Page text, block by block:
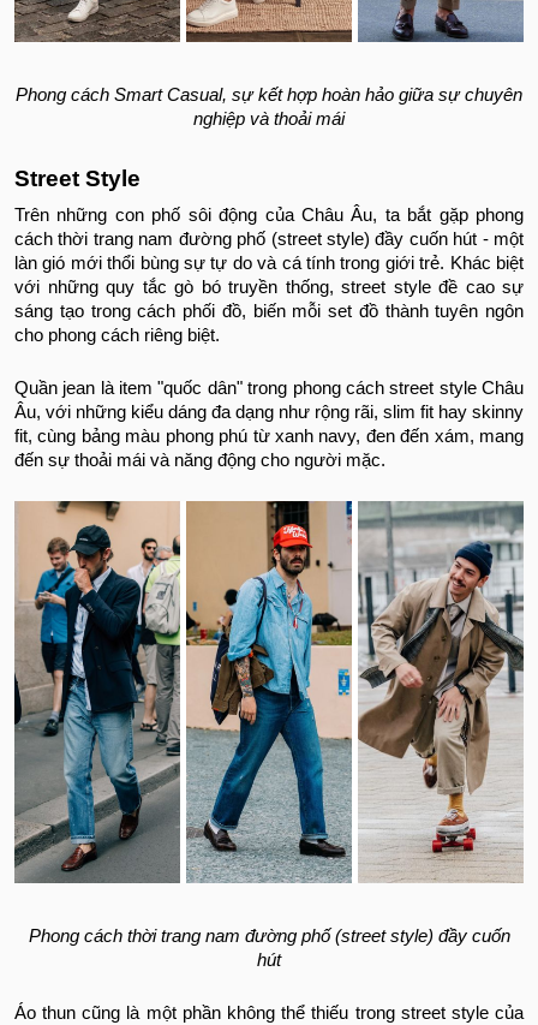
Phong cách Smart Casual, sự kết hợp hoàn hảo giữa sự chuyên
nghiệp và thoải mái
Street Style
Trên những con phố sôi động của Châu Âu, ta bắt gặp phong
cách thời trang nam đường phố (street style) đầy cuốn hút - một
làn gió mới thổi bùng sự tự do và cá tính trong giới trẻ. Khác biệt
với những quy tắc gò bó truyền thống, street style đề cao sự
sáng tạo trong cách phối đồ, biến mỗi set đồ thành tuyên ngôn
cho phong cách riêng biệt.
Quần jean là item "quốc dân" trong phong cách street style Châu
Âu, với những kiểu dáng đa dạng như rộng rãi, slim fit hay skinny
fit, cùng bảng màu phong phú từ xanh navy, đen đến xám, mang
đến sự thoải mái và năng động cho người mặc.
Phong cách thời trang nam đường phố (street style) đầy cuốn
hút
Áo thun cũng là một phần không thể thiếu trong street style của